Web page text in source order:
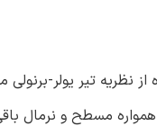
تیر یولر-برنولی